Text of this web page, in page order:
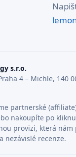
s.r.o.
4 – Michle, 140
partnerské
nakoupíte po
provizi, která nám
nezávislé recenze.